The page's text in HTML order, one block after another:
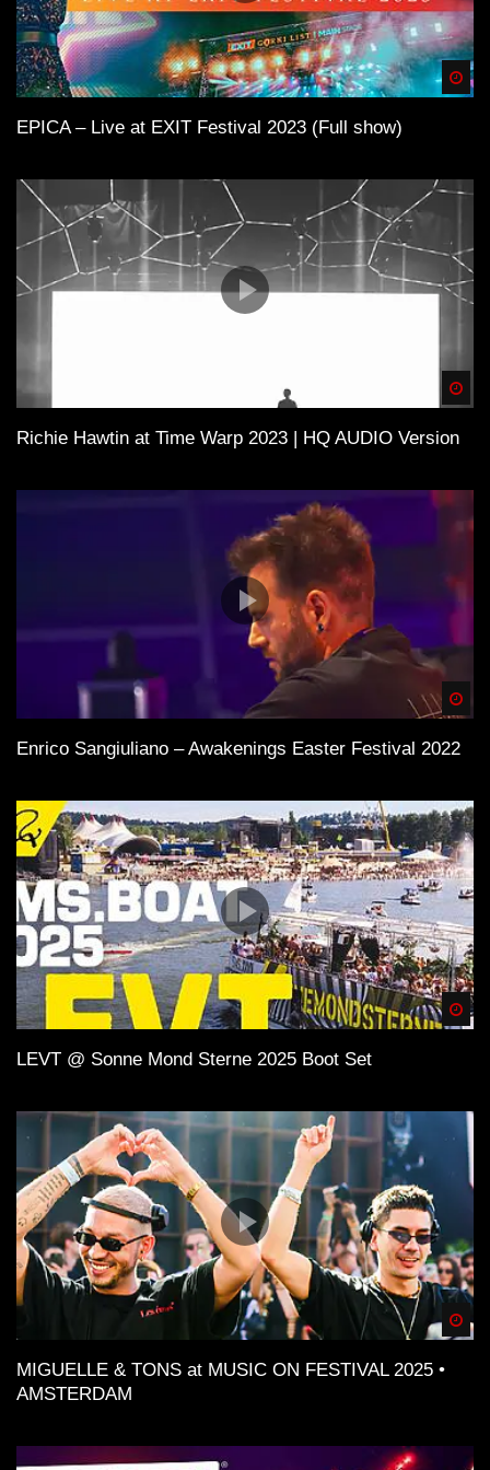
EPICA – Live at EXIT Festival 2023 (Full show)
Richie Hawtin at Time Warp 2023 | HQ AUDIO Version
Enrico Sangiuliano – Awakenings Easter Festival 2022
LEVT @ Sonne Mond Sterne 2025 Boot Set
MIGUELLE & TONS at MUSIC ON FESTIVAL 2025 •
AMSTERDAM